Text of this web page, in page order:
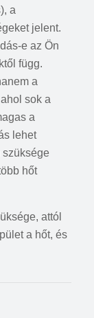
a
jelent.
e az Ön
függ.
a
sok a
a
lehet
szüksége
hőt
attól
a hőt, és